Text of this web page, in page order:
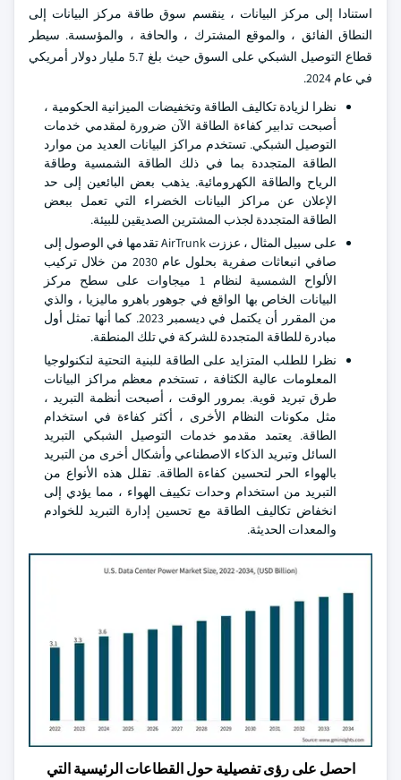
استنادا إلى مركز البيانات ، ينقسم سوق طاقة مركز البيانات إلى
النطاق الفائق ، والموقع المشترك ، والحافة ، والمؤسسة. سيطر
قطاع التوصيل الشبكي على السوق حيث بلغ 5.7 مليار دولار أمريكي
في عام 2024.
نظرا لزيادة تكاليف الطاقة وتخفيضات الميزانية الحكومية ،
أصبحت تدابير كفاءة الطاقة الآن ضرورة لمقدمي خدمات
التوصيل الشبكي. تستخدم مراكز البيانات العديد من موارد
الطاقة المتجددة بما في ذلك الطاقة الشمسية وطاقة
الرياح والطاقة الكهرومائية. يذهب بعض البائعين إلى حد
الإعلان عن مراكز البيانات الخضراء التي تعمل ببعض
الطاقة المتجددة لجذب المشترين الصديقين للبيئة.
على سبيل المثال ، عززت AirTrunk تقدمها في الوصول إلى
صافي انبعاثات صفرية بحلول عام 2030 من خلال تركيب
الألواح الشمسية لنظام 1 ميجاوات على سطح مركز
البيانات الخاص بها الواقع في جوهور باهرو ماليزيا ، والذي
من المقرر أن يكتمل في ديسمبر 2023. كما أنها تمثل أول
مبادرة للطاقة المتجددة للشركة في تلك المنطقة.
نظرا للطلب المتزايد على الطاقة للبنية التحتية لتكنولوجيا
المعلومات عالية الكثافة ، تستخدم معظم مراكز البيانات
طرق تبريد قوية. بمرور الوقت ، أصبحت أنظمة التبريد ،
مثل مكونات النظام الأخرى ، أكثر كفاءة في استخدام
الطاقة. يعتمد مقدمو خدمات التوصيل الشبكي التبريد
السائل وتبريد الذكاء الاصطناعي وأشكال أخرى من التبريد
بالهواء الحر لتحسين كفاءة الطاقة. تقلل هذه الأنواع من
التبريد من استخدام وحدات تكييف الهواء ، مما يؤدي إلى
انخفاض تكاليف الطاقة مع تحسين إدارة التبريد للخوادم
والمعدات الحديثة.
احصل على رؤى تفصيلية حول القطاعات الرئيسية التي